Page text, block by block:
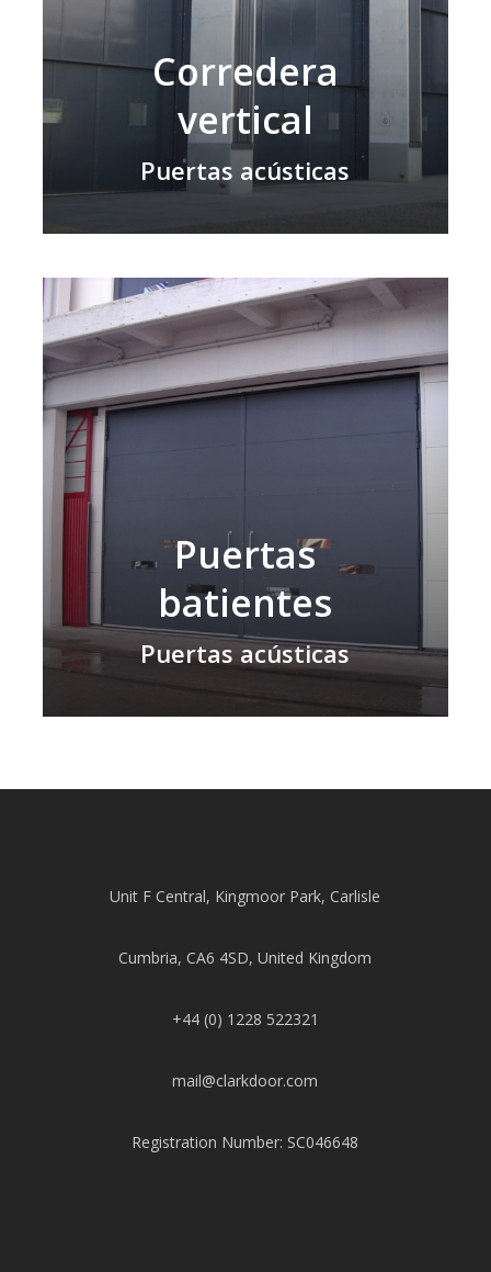
Corredera
vertical
Puertas acústicas
Puertas
batientes
Puertas acústicas
Unit F Central, Kingmoor Park, Carlisle
Cumbria, CA6 4SD, United Kingdom
+44 (0) 1228 522321
mail@clarkdoor.com
Registration Number: SC046648